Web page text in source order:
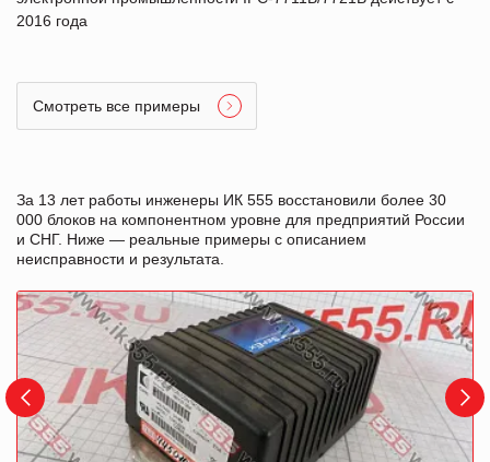
2016 года
Смотреть все примеры
За 13 лет работы инженеры ИК 555 восстановили более 30
000 блоков на компонентном уровне для предприятий России
и СНГ. Ниже — реальные примеры с описанием
неисправности и результата.